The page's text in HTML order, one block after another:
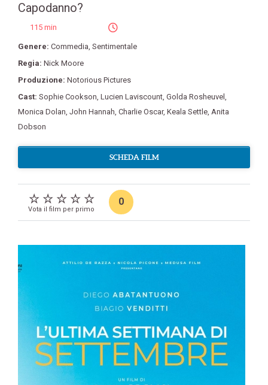
Capodanno?
115 min
Genere: Commedia, Sentimentale
Regia: Nick Moore
Produzione: Notorious Pictures
Cast: Sophie Cookson, Lucien Laviscount, Golda Rosheuvel ,
Monica Dolan, John Hannah, Charlie Oscar, Keala Settle, Anita
Dobson
SCHEDA FILM
Vota il film per primo
0